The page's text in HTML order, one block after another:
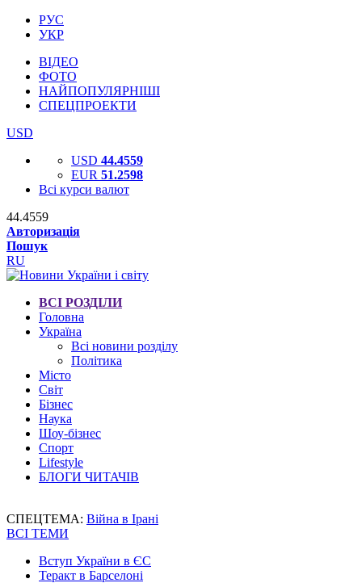
РУС
УКР
ВІДЕО
ФОТО
НАЙПОПУЛЯРНІШІ
СПЕЦПРОЕКТИ
USD
USD 44.4559
EUR 51.2598
Всі курси валют
44.4559
Авторизація
Пошук
RU
ВСІ РОЗДІЛИ
Головна
Україна
Всі новини розділу
Політика
Місто
Світ
Бізнес
Наука
Шоу-бізнес
Спорт
Lifestyle
БЛОГИ ЧИТАЧІВ
СПЕЦТЕМА: Війна в Ірані
ВСІ ТЕМИ
Вступ України в ЄС
Теракт в Барселоні